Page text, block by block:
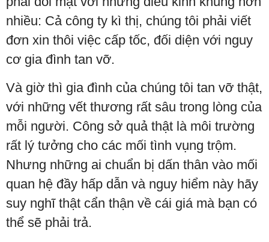
nhiều: Cả công ty kì thị, chúng tôi phải viết
đơn xin thôi việc cấp tốc, đối diện với nguy
cơ gia đình tan vỡ.
Và giờ thì gia đình của chúng tôi tan vỡ thật,
với những vết thương rất sâu trong lòng của
mỗi người. Công sở quả thật là môi trường
rất lý tưởng cho các mối tình vụng trộm.
Nhưng những ai chuẩn bị dấn thân vào mối
quan hệ đầy hấp dẫn và nguy hiểm này hãy
suy nghĩ thật cẩn thận về cái giá mà bạn có
thể sẽ phải trả.